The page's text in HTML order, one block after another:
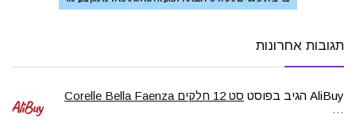
תגובות אחרונות
AliBuy הגיב בפוסט סט 12 חלקים Corelle Bella Faenza
…